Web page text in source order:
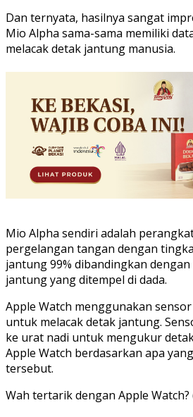
Dan ternyata, hasilnya sangat
Mio Alpha sama-sama memiliki
melacak detak jantung manusia.
Mio Alpha sendiri adalah
pergelangan tangan dengan
jantung 99% dibandingkan
jantung yang ditempel di dada.
Apple Watch menggunakan
untuk melacak detak jantung.
ke urat nadi untuk mengukur
Apple Watch berdasarkan apa
tersebut.
Wah tertarik dengan Apple Watch?